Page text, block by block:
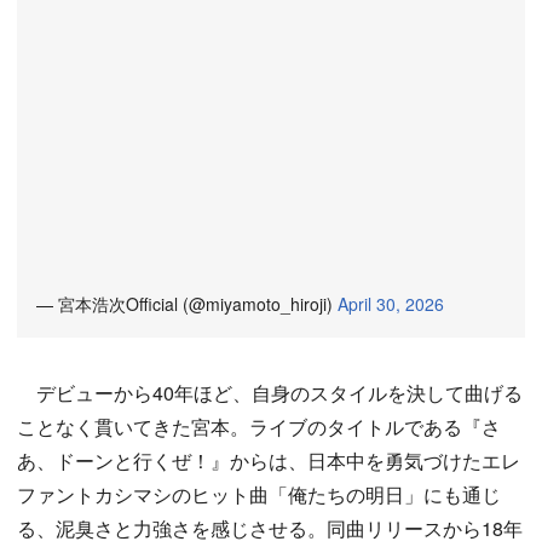
— 宮本浩次Official (@miyamoto_hiroji) April 30, 2026
デビューから40年ほど、自身のスタイルを決して曲げる
ことなく貫いてきた宮本。ライブのタイトルである『さ
あ、ドーンと行くぜ！』からは、日本中を勇気づけたエレ
ファントカシマシのヒット曲「俺たちの明日」にも通じ
る、泥臭さと力強さを感じさせる。同曲リリースから18年